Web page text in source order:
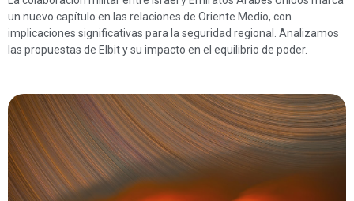
un nuevo capítulo en las relaciones de Oriente Medio, con
implicaciones significativas para la seguridad regional. Analizamos
las propuestas de Elbit y su impacto en el equilibrio de poder.